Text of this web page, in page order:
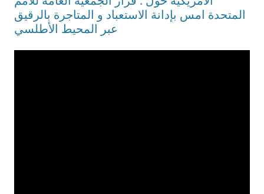
المتحدة امس بإدانة الاستعباد و المتاجرة بالرقيق
عبر المحيط الأطلسي